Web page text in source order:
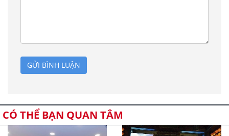
GỬI BÌNH LUẬN
CÓ THỂ BẠN QUAN TÂM